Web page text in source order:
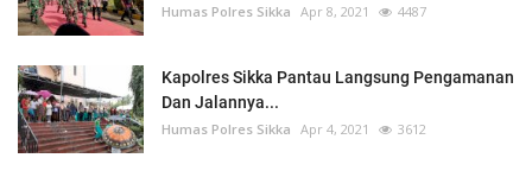
Humas Polres Sikka Apr 8, 2021 4487
Kapolres Sikka Pantau Langsung Pengamanan
Dan Jalannya...
Humas Polres Sikka Apr 4, 2021 3612